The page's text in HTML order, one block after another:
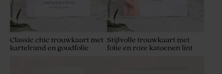
Classic chic trouwkaart met
kartelrand en goudfolie
Stijlvolle trouwkaart met
folie en roze katoenen lint